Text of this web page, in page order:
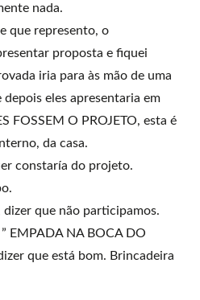
nada.
que represento, o
proposta e fiquei
iria para às mão de uma
depois eles apresentaria em
FOSSEM O PROJETO, esta é
da casa.
constaría do projeto.
dizer que não participamos.
EMPADA NA BOCA DO
que está bom. Brincadeira